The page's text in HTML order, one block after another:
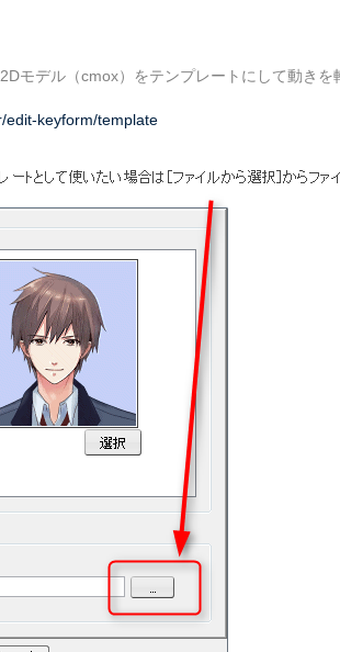
モデル（cmox）をテンプレートにして動きを
edit-keyform/template